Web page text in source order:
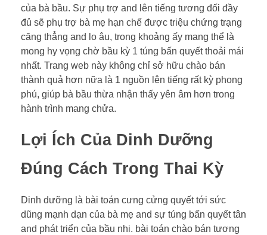
của bà bầu. Sự phụ trợ and lên tiếng tương đối đầy
đủ sẽ phụ trợ bà mẹ hạn chế được triệu chứng trạng
căng thẳng and lo âu, trong khoảng ấy mang thể là
mong hy vọng chờ bầu kỳ 1 túng bấn quyết thoải mái
nhất. Trang web này không chỉ sở hữu chào bán
thành quả hơn nữa là 1 nguồn lên tiếng rất kỳ phong
phú, giúp bà bầu thừa nhận thấy yên âm hơn trong
hành trình mang chửa.
Lợi Ích Của Dinh Dưỡng
Đúng Cách Trong Thai Kỳ
Dinh dưỡng là bài toán cưng cửng quyết tới sức
dũng mạnh dạn của bà mẹ and sự túng bấn quyết tân
and phát triển của bầu nhi. bài toán chào bán tương